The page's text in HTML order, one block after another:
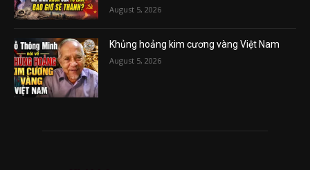
August 5, 2026
Khủng hoảng kim cương vàng Việt Nam
August 5, 2026